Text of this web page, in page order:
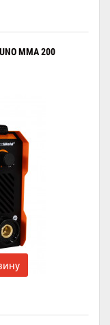
MMA 200